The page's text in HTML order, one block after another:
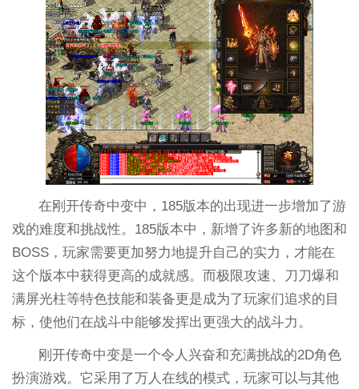
在刚开传奇中变中，185版本的出现进一步增加了游
戏的难度和挑战性。185版本中，新增了许多新的地图和
BOSS，玩家需要更加努力地提升自己的实力，才能在
这个版本中获得更高的成就感。而极限攻速、刀刀爆和
满屏光柱等特色技能和装备更是成为了玩家们追求的目
标，使他们在战斗中能够发挥出更强大的战斗力。
刚开传奇中变是一个令人兴奋和充满挑战的2D角色
扮演游戏。它采用了万人在线的模式，玩家可以与其他